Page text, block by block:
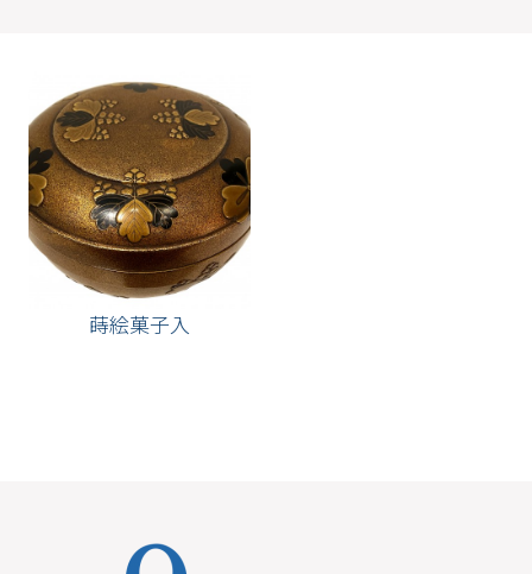
蒔絵菓子入